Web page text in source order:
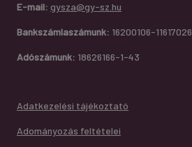
E-mail: gysza@gy-sz.hu
Bankszámlaszámunk: 16200106-11617026
Adószámunk: 18626166-1-43
Adatkezelési tájékoztató
Adományozás feltételei